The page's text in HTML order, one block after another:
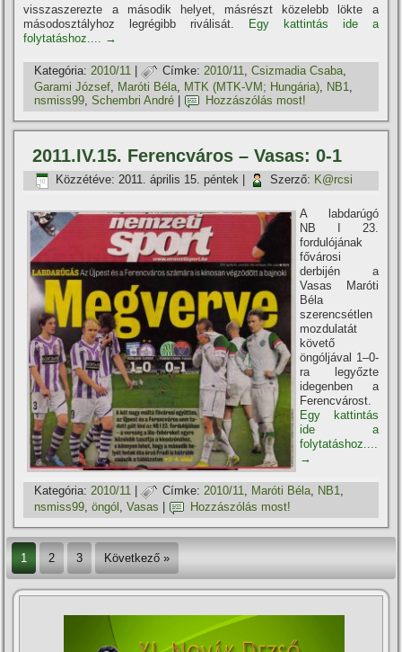
visszaszerezte a második helyet, másrészt közelebb lökte a
másodosztályhoz legrégibb riválisát.
Egy kattintás ide a
folytatáshoz.... →
Kategória: 2010/11 | Címke: 2010/11,Csizmadia Csaba,
Garami József, Maróti Béla, MTK (MTK-VM; Hungária), NB1,
nsmiss99,Schembri André Hozzászólás most!
2011.IV.15. Ferencváros – Vasas: 0-1
Közzétéve: 2011. április 15. péntek Szerző: K@rcsi
A labdarúgó
NB I 23.
fordulójának
fővárosi
derbijén a
Vasas Maróti
Béla
szerencsétlen
mozdulatát
követő
öngóljával 1–0-
ra legyőzte
idegenben a
Ferencvárost.
Egy kattintás
ide a
folytatáshoz....
→
Kategória: 2010/11 | Címke: 2010/11, Maróti Béla, NB1,
nsmiss99,öngól ,Vasas Hozzászólás most!
1 2 3 Következő »